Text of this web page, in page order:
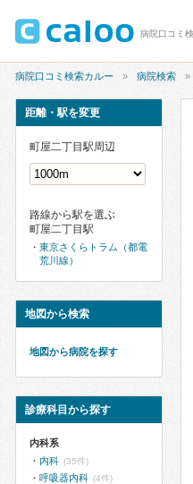
病院口コミ
病院口コミ検索カルー 病院検索
距離・駅を変更
町屋二丁目駅周辺
路線から駅を選ぶ
町屋二丁目駅
東京さくらトラム（都電
荒川線）
地図から検索
地図から病院を探す
診療科目から探す
内科系
内科 (35件)
呼吸器内科 (4件)